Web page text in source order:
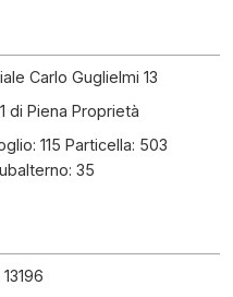
Carlo Guglielmi 13
di Piena Proprietà
115 Particella: 503
35